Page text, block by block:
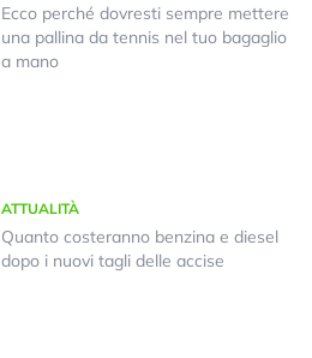
Ecco perché dovresti sempre mettere
una pallina da tennis nel tuo bagaglio
a mano
ATTUALITÀ
Quanto costeranno benzina e diesel
dopo i nuovi tagli delle accise